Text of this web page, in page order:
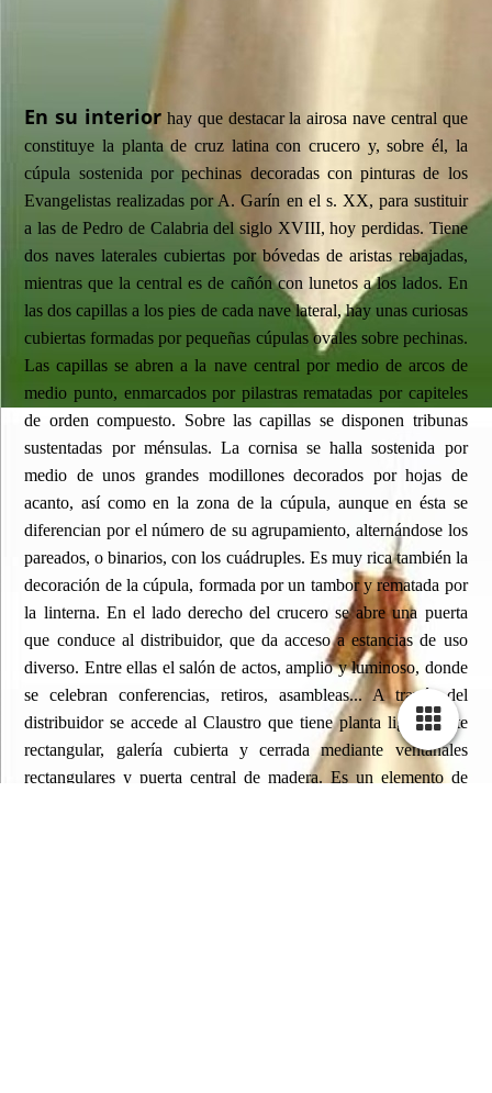
En su interior hay que destacar la airosa nave central que
constituye la planta de cruz latina con crucero y, sobre él, la
cúpula sostenida por pechinas decoradas con pinturas de los
Evangelistas realizadas por A. Garín en el s. XX, para sustituir
a las de Pedro de Calabria del siglo XVIII, hoy perdidas. Tiene
dos naves laterales cubiertas por bóvedas de aristas rebajadas,
mientras que la central es de cañón con lunetos a los lados. En
las dos capillas a los pies de cada nave lateral, hay unas curiosas
cubiertas formadas por pequeñas cúpulas ovales sobre pechinas.
Las capillas se abren a la nave central por medio de arcos de
medio punto, enmarcados por pilastras rematadas por capiteles
de orden compuesto. Sobre las capillas se disponen tribunas
sustentadas por ménsulas. La cornisa se halla sostenida por
medio de unos grandes modillones decorados por hojas de
acanto, así como en la zona de la cúpula, aunque en ésta se
diferencian por el número de su agrupamiento, alternándose los
pareados, o binarios, con los cuádruples. Es muy rica también la
decoración de la cúpula, formada por un tambor y rematada por
la linterna. En el lado derecho del crucero se abre una puerta
que conduce al distribuidor, que da acceso a estancias de uso
diverso. Entre ellas el salón de actos, amplio y luminoso, donde
se celebran conferencias, retiros, asambleas... A través del
distribuidor se accede al Claustro que tiene planta ligeramente
rectangular, galería cubierta y cerrada mediante ventanales
rectangulares y puerta central de madera. Es un elemento de